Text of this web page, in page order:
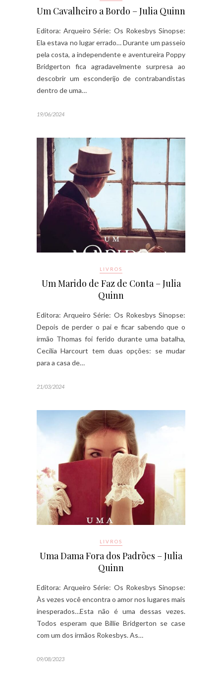
Um Cavalheiro a Bordo – Julia Quinn
Editora: Arqueiro Série: Os Rokesbys Sinopse:
Ela estava no lugar errado… Durante um passeio
pela costa, a independente e aventureira Poppy
Bridgerton fica agradavelmente surpresa ao
descobrir um esconderijo de contrabandistas
dentro de uma…
19/06/2024
LIVROS
Um Marido de Faz de Conta – Julia
Quinn
Editora: Arqueiro Série: Os Rokesbys Sinopse:
Depois de perder o pai e ficar sabendo que o
irmão Thomas foi ferido durante uma batalha,
Cecilia Harcourt tem duas opções: se mudar
para a casa de…
21/03/2024
LIVROS
Uma Dama Fora dos Padrões – Julia
Quinn
Editora: Arqueiro Série: Os Rokesbys Sinopse:
Às vezes você encontra o amor nos lugares mais
inesperados…Esta não é uma dessas vezes.
Todos esperam que Billie Bridgerton se case
com um dos irmãos Rokesbys. As…
09/08/2023